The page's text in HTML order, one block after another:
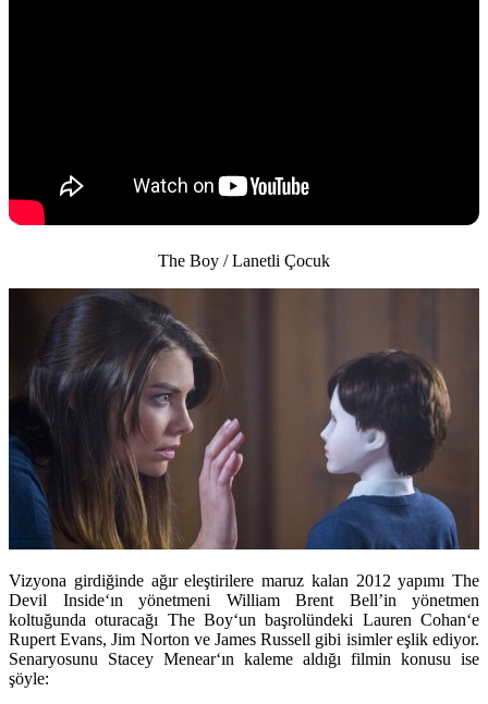
The Boy / Lanetli Çocuk
Vizyona girdiğinde ağır eleştirilere maruz kalan 2012 yapımı The
Devil Inside‘ın yönetmeni William Brent Bell’in yönetmen
koltuğunda oturacağı The Boy‘un başrolündeki Lauren Cohan‘e
Rupert Evans,Jim Norton veJames Russell gibi isimler eşlik ediyor.
Senaryosunu Stacey Menear‘ın kaleme aldığı filmin konusu ise
şöyle: